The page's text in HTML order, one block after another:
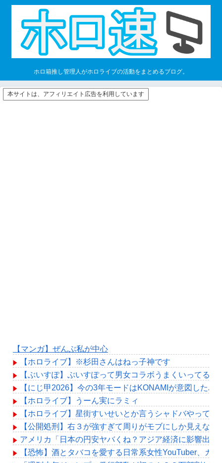
ホロ箱推し管理人がホロライブの活動をまとめるブログ。
本サイトは、アフィリエイト広告を利用しています
【マンガ】ぜんぶ私が中心
【ホロライブ】※杉田さんはねっ子神です
【ぶいすぽ】ぶいすぽって男女コラボうまくいってるよ
【にじ甲2026】今の3年モードはKONAMIが意図したバ
【ホロライブ】うーん実にラミィ
【ホロライブ】星街すいせいとか言うシャドバやって
【公開処刑】右３が強すぎて周りがモブにしか見えな
アメリカ「日本の円安ヤバくね？アジア経済に影響出る
【恐怖】酒とタバコを愛する日常系女性YouTuber、ガ